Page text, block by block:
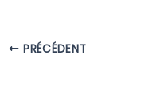
PRÉCÉDENT